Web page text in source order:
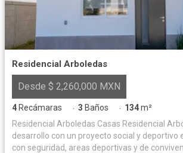
Residencial Arboledas
Desde $ 2,260,000 MXN
4 Recámaras · 3 Baños · 134m²
Residencial Arboledas Casas Residencial Arboledas es un
desarrollo con un proyecto social y deportivo
con seguridad, areas deportivas y de